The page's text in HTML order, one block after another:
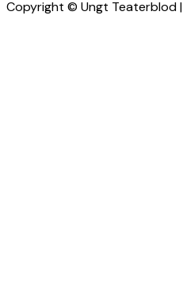
Copyright © Ungt Teaterblod |